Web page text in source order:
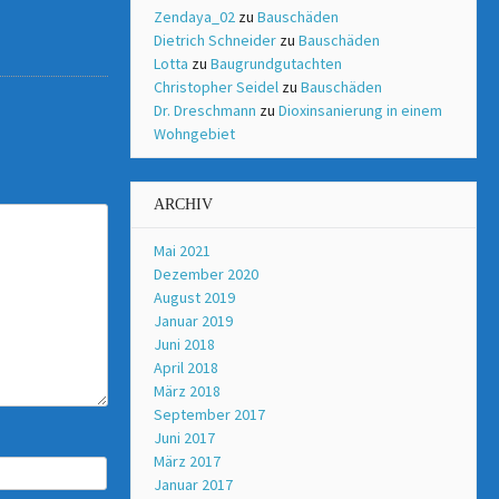
Zendaya_02 zu Bauschäden
Dietrich Schneider zu Bauschäden
Lotta zu Baugrundgutachten
Christopher Seidel zu Bauschäden
Dr. Dreschmann zu Dioxinsanierung in einem
Wohngebiet
ARCHIV
Mai 2021
Dezember 2020
August 2019
Januar 2019
Juni 2018
April 2018
März 2018
September 2017
Juni 2017
März 2017
Januar 2017